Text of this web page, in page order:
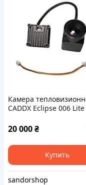
Камера
CADDX Eclipse 006 Lite
для FPV-дронов,
VOx детектор, 50 Гц,
MIPI-CSI, питание
20 000₴
Купить
sandorshop